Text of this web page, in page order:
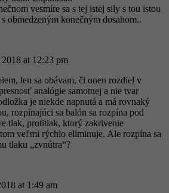
vesmíre sa s tej istej sily s tou istou
obmedzeným konečným dosahom..
at 12:23 pm
len sa obávam, či onen rozdiel v
analógie samotnej a nie tvar
je niekde napnutá a má rovnaký
rozpínajúci sa balón sa rozpína pod
tlak, protitlak, ktorý zakrivenie
veľmi rýchlo eliminuje. Ale rozpína sa
tlaku „zvnútra“?
at 1:49 am